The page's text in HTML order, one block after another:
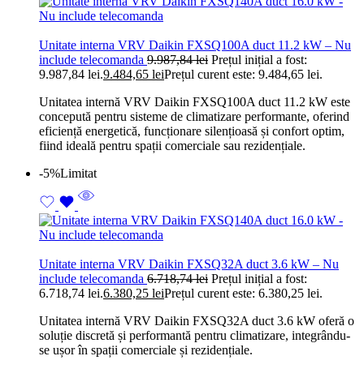
Unitate interna VRV Daikin FXSQ100A duct 11.2 kW – Nu
include telecomanda 9.987,84lei Prețul inițial a fost:
9.987,84 lei.9.484,65 leiPrețul curent este: 9.484,65 lei.
Unitatea internă VRV Daikin FXSQ100A duct 11.2 kW este
concepută pentru sisteme de climatizare performante, oferind
eficiență energetică, funcționare silențioasă și confort optim,
fiind ideală pentru spații comerciale sau rezidențiale.
-5%Limitat
Unitate interna VRV Daikin FXSQ32A duct 3.6 kW – Nu
include telecomanda 6.718,74lei Prețul inițial a fost:
6.718,74 lei.6.380,25 leiPrețul curent este: 6.380,25 lei.
Unitatea internă VRV Daikin FXSQ32A duct 3.6 kW oferă o
soluție discretă și performantă pentru climatizare, integrându-
se ușor în spații comerciale și rezidențiale.